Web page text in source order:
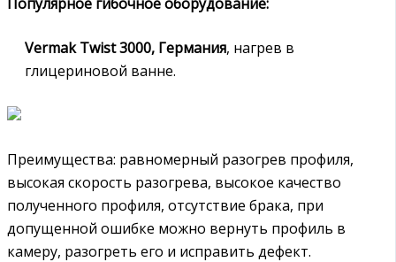
Vermak Twist 3000, Германия, нагрев в
глицериновой ванне.
Преимущества: равномерный разогрев профиля,
высокая скорость разогрева, высокое качество
полученного профиля, отсутствие брака, при
допущенной ошибке можно вернуть профиль в
камеру, разогреть его и исправить дефект.